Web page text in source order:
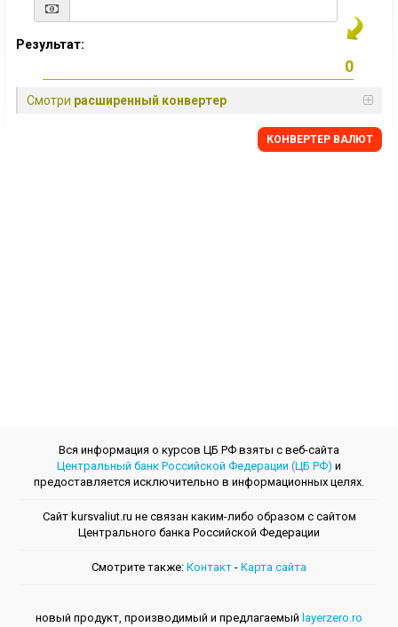
Результат:
Смотри расширенный конвертер
КОНВЕРТЕР ВАЛЮТ
Вся информация о курсов ЦБ РФ взяты с веб-сайта
Центральный банк Российской Федерации (ЦБ РФ) и
предоставляется исключительно в информационных целях.
Сайт kursvaliut.ru не связан каким-либо образом с сайтом
Центрального банкa Российской Федерации
Смотрите также: Контакт - Kарта сайта
новый продукт, производимый и предлагаемый layerzero.ro